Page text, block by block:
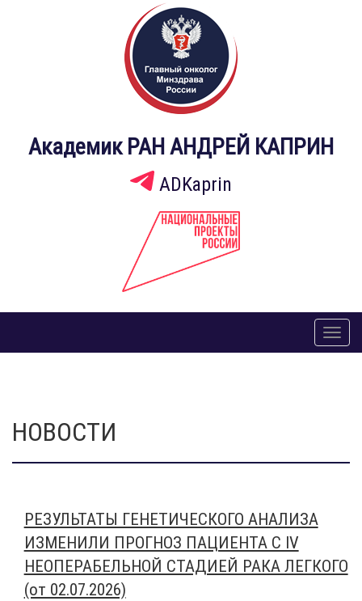
Академик РАН АНДРЕЙ КАПРИН
ADKaprin
НОВОСТИ
РЕЗУЛЬТАТЫ ГЕНЕТИЧЕСКОГО АНАЛИЗА
ИЗМЕНИЛИ ПРОГНОЗ ПАЦИЕНТА С IV
НЕОПЕРАБЕЛЬНОЙ СТАДИЕЙ РАКА ЛЕГКОГО
(от 02.07.2026)